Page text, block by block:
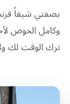
بصفتي شيفاً
وكامل الحوض
ترك الوقت لك